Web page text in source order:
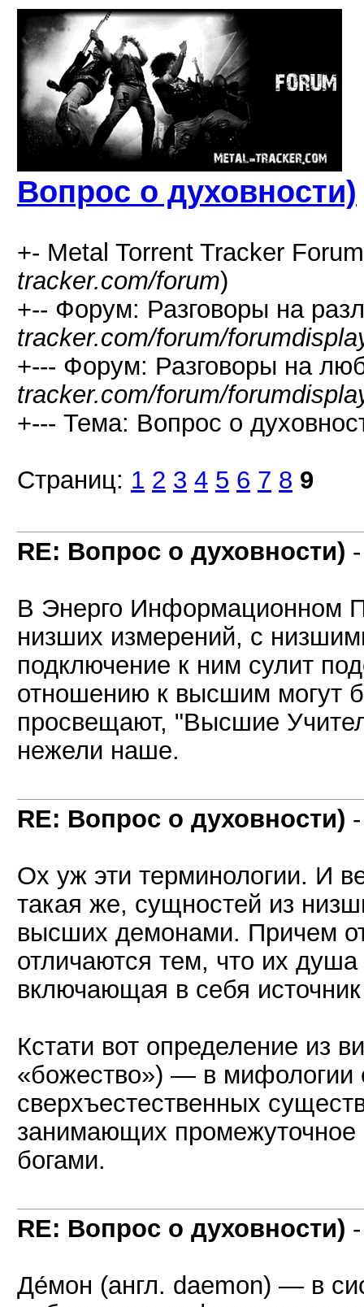
Вопрос о духовности)
+- Metal Torrent Tracker
tracker.com/forum)
+-- Форум: Разговоры на
tracker.com/forum/
+--- Форум: Разговоры на
tracker.com/forum/
+--- Тема: Вопрос о
Страниц: 1 2 3 4 5 6 7 8 9
RE: Вопрос о духовности)
В Энерго Информационном
низших измерений, с
подключение к ним сулит
отношению к высшим могут
просвещают, "Высшие
нежели наше.
RE: Вопрос о духовности)
Ох уж эти терминологии. И
такая же, сущностей из
высших демонами. Причем
отличаются тем, что их
включающая в себя
Кстати вот определение из
«божество») — в мифологии
сверхъестественных
занимающих
богами.
RE: Вопрос о духовности)
Де́мон (англ. daemon) — в